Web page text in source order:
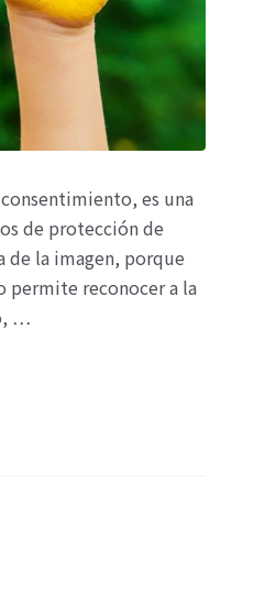
es una
de protección de
de la imagen, porque
permite reconocer a la
…